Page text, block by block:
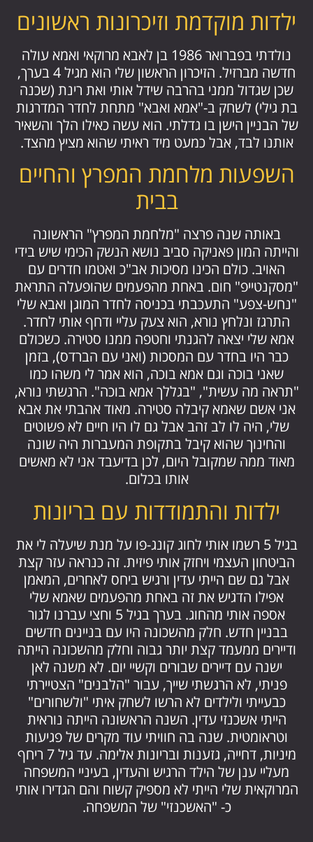
ילדות מוקדמת וזיכרונות ראשונים
נולדתי בפברואר 1986 בן לאבא מרוקאי ואמא עולה
חדשה מברזיל. הזיכרון הראשון שלי הוא מגיל 4 בערך,
שכן שגדול ממני בהרבה שידל אותי ואת רינת (שכנה
בת גילי) לשחק ב-"אמא ואבא" מתחת לחדר המדרגות
של הבניין הישן בו גדלתי. הוא עשה כאילו הלך והשאיר
אותנו לבד, אבל כמעט מיד ראיתי שהוא מציץ מהצד.
השפעות מלחמת המפרץ והחיים
בבית
באותה שנה פרצה "מלחמת המפרץ" הראשונה
והייתה המון פאניקה סביב נושא הנשק הכימי שיש בידי
האויב. כולם הכינו מסיכות אב"כ ואטמו חדרים עם
"מסקנטייפ" חום. באחת מהפעמים שהופעלה התראת
"נחש-צפע" התעכבתי בכניסה לחדר המוגן ואבא שלי
התרגז ונלחץ נורא, הוא צעק עליי ודחף אותי לחדר.
אמא שלי יצאה להגנתי וחטפה ממנו סטירה. כשכולם
כבר היו בחדר עם המסכות (ואני עם הברדס), בזמן
שאני בוכה וגם אמא בוכה, הוא אמר לי משהו כמו
"תראה מה עשית", "בגללך אמא בוכה". הרגשתי נורא,
אני אשם שאמא קיבלה סטירה. מאוד אהבתי את אבא
שלי, היה לו לב זהב אבל גם לו היו חיים לא פשוטים
והחינוך שהוא קיבל בתקופת המעברות היה שונה
מאוד ממה שמקובל היום, לכן בדיעבד אני לא מאשים
אותו בכלום.
ילדות והתמודדות עם בריונות
בגיל 5 רשמו אותי לחוג קונג-פו על מנת שיעלה לי את
הביטחון העצמי ויחזק אותי פיזית. זה כנראה עזר קצת
אבל גם שם הייתי עדין ורגיש ביחס לאחרים, המאמן
אפילו הדגיש את זה באחת מהפעמים שאמא שלי
אספה אותי מהחוג. בערך בגיל 5 וחצי עברנו לגור
בבניין חדש. חלק מהשכונה היו עם בניינים חדשים
ודיירים ממעמד קצת יותר גבוה וחלק מהשכונה הייתה
ישנה עם דיירים שבורים וקשיי יום. לא משנה לאן
פניתי, לא הרגשתי שייך, עבור "הלבנים" הצטיירתי
כבעייתי ולילדים לא הרשו לשחק איתי "ולשחורים"
הייתי אשכנזי עדין. השנה הראשונה הייתה נוראית
וטראומטית. שנה בה חוויתי עוד מקרים של פגיעות
מיניות, דחייה, גזענות ובריונות אלימה. עד גיל 7 ריחף
מעליי ענן של הילד הרגיש והעדין, בעיניי המשפחה
המרוקאית שלי הייתי לא מספיק קשוח והם הגדירו אותי
כ- "האשכנזי" של המשפחה.